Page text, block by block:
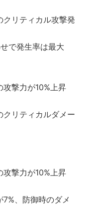
リティカル攻撃発
で発生率は最大
撃力が10%上昇
リティカルダメー
撃力が10%上昇
、防御時のダメ